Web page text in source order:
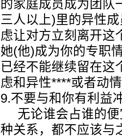
的家庭成员成为团队
三人以上)里的异性
虑让对方立刻离开这
她(他)成为你的专职
已经不能继续留在这
虑和异性****或者动
9.不要与和你有利益
无论谁会占谁的便
种关系，都不应该与